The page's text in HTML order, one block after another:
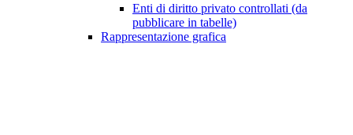
Enti di diritto privato controllati (da
pubblicare in tabelle)
Rappresentazione grafica